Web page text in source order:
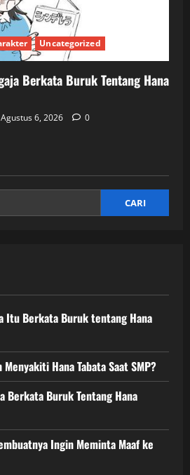
Uncategorized
Berkata Buruk Tentang Hana
Agustus 6, 2026 0
CARI
Itu Berkata Buruk tentang Hana
Hana Tabata Saat SMP?
Berkata Buruk Tentang Hana
Ingin Meminta Maaf ke